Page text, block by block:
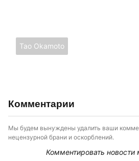
Tao Okamoto
Комментарии
Мы будем вынуждены удалить ваши
нецензурной брани и оскорблений.
Комментировать новости